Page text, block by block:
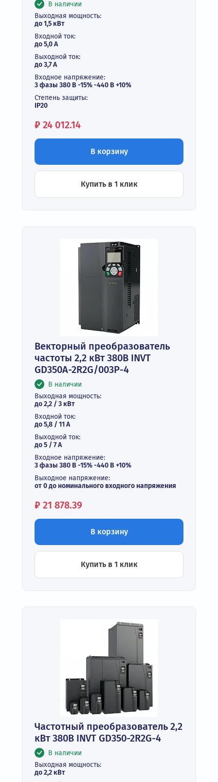
В наличии
Выходная мощность:
до 1,5 кВт
Входной ток:
до 5,0 А
Выходной ток:
до 3,7 А
Входное напряжение:
3 фазы 380 В -15% -440 В +10%
Степень защиты:
IP20
Цена:
₽ 24 012.14
В корзину
Купить в 1 клик
Векторный преобразователь
частоты 2,2 кВт 380В INVT
GD350A-2R2G/003P-4
В наличии
Выходная мощность:
до 2,2 / 3 кВт
Входной ток:
до 5,8 / 11 А
Выходной ток:
до 5 / 7 A
Входное напряжение:
3 фазы 380 В -15% -440 В +10%
Выходное напряжение:
от 0 до номинального входного напряжения
Цена:
₽ 21 878.39
В корзину
Купить в 1 клик
Частотный преобразователь 2,2
кВт 380В INVT GD350-2R2G-4
В наличии
Выходная мощность:
до 2,2 кВт